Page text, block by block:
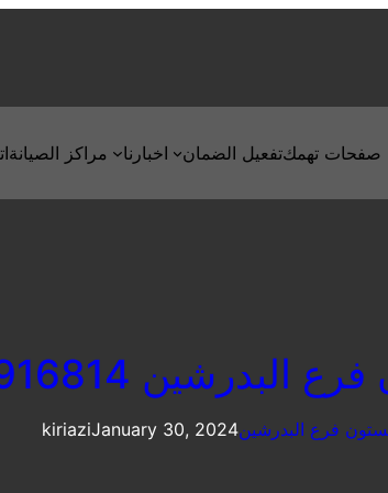
مراكز الصيانة اخبارنا تفعيل الضمانصفحات تهمك
01010916814
kiriaziJanuary 30, 2024فرع البدرشين